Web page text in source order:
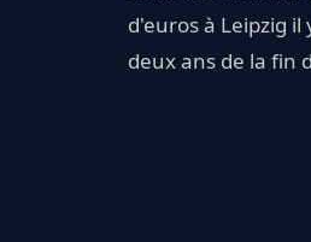
d'euros à Leipzig
deux ans de la fin